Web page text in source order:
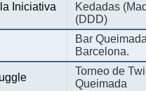
Iniciativa
Kedadas
(DDD)
Bar
Barcelona.
Torneo de
Queimada